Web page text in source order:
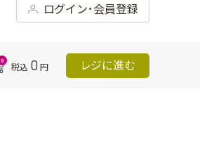
ログイン･会員登録
0
税込 0 円 レジに進む